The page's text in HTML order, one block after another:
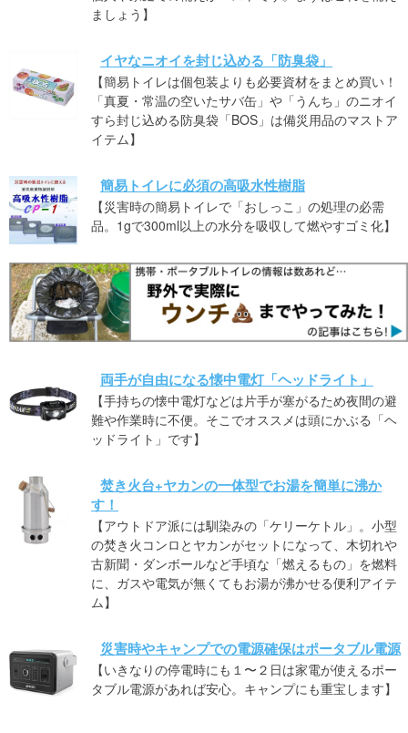
ましょう】
イヤなニオイを封じ込める「防臭袋」
【簡易トイレは個包装よりも必要資材をまとめ買い！
「真夏・常温の空いたサバ缶」や「うんち」のニオイ
すら封じ込める防臭袋「BOS」は備災用品のマストア
イテム】
簡易トイレに必須の高吸水性樹脂
【災害時の簡易トイレで「おしっこ」の処理の必需
品。1gで300ml以上の水分を吸収して燃やすゴミ化】
両手が自由になる懐中電灯「ヘッドライト」
【手持ちの懐中電灯などは片手が塞がるため夜間の避
難や作業時に不便。そこでオススメは頭にかぶる「ヘ
ッドライト」です】
焚き火台+ヤカンの一体型でお湯を簡単に沸か
す！
【アウトドア派には馴染みの「ケリーケトル」。小型
の焚き火コンロとヤカンがセットになって、木切れや
古新聞・ダンボールなど手頃な「燃えるもの」を燃料
に、ガスや電気が無くてもお湯が沸かせる便利アイテ
ム】
災害時やキャンプでの電源確保はポータブル電源
【いきなりの停電時にも１〜２日は家電が使えるポー
タブル電源があれば安心。キャンプにも重宝します】